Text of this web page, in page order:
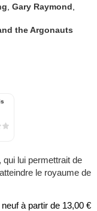
,Gary Raymond
the Argonauts
qui lui permettrait de
le royaume de
neuf à partir de 13,00 €